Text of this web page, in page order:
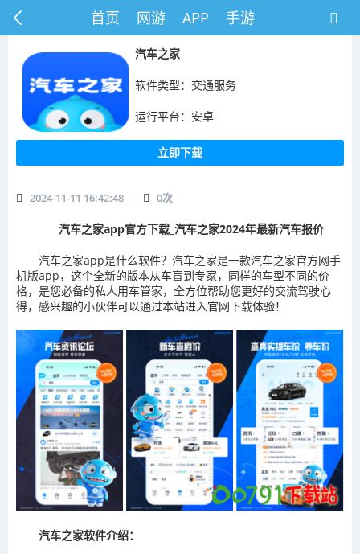
首页 网游 APP 手游
汽车之家
软件类型：交通服务
运行平台：安卓
立即下载
2024-11-11 16:42:48 0次
汽车之家app官方下载_汽车之家2024年最新汽车报价
汽车之家app是什么软件？汽车之家是一款汽车之家官方网手
机版app，这个全新的版本从车盲到专家，同样的车型不同的价
格，是您必备的私人用车管家，全方位帮助您更好的交流驾驶心
得，感兴趣的小伙伴可以通过本站进入官网下载体验！
汽车之家软件介绍：